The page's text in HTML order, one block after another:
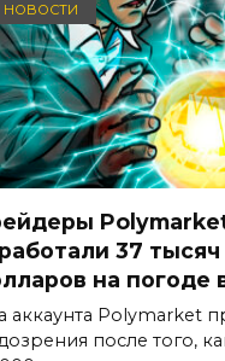
НОВОСТИ
37 тысяч
на погоде
аккаунта Polymarket
после того,